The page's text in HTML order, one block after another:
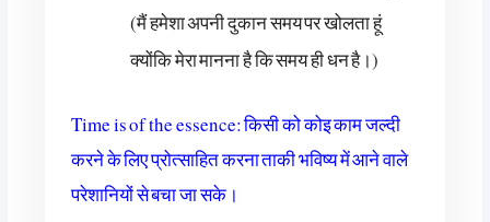
(मैं हमेशा अपनी दुकान समय पर खोलता हूं
क्योंकि मेरा मानना ​​है कि समय ही धन है।)
Time is of the essence: किसी को कोइ काम जल्दी
करने के लिए प्रोत्साहित करना ताकी भविष्य में आने वाले
परेशानियों से बचा जा सके।